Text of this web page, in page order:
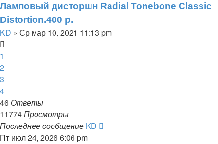
Ламповый дисторшн Radial Tonebone Classic
Distortion.400 р.
KD » Ср мар 10, 2021 11:13 pm
1
2
3
4
46 Ответы
11774Просмотры
Последнее сообщение KD
Пт июл 24, 2026 6:06 pm